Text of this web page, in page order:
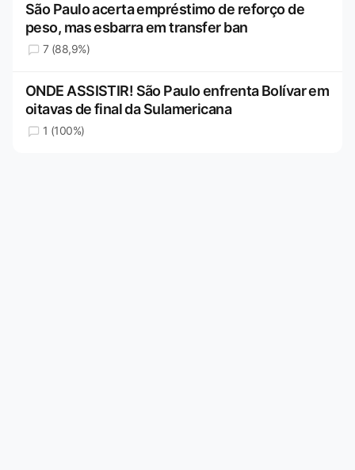
São Paulo acerta empréstimo de reforço de
peso, mas esbarra em transfer ban
7 (88,9%)
ONDE ASSISTIR! São Paulo enfrenta Bolívar em
oitavas de final da Sulamericana
1 (100%)